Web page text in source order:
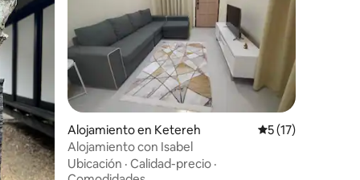
Alojamiento en Ketereh Calificación
5 (17)
Alojamiento con Isabel
Ubicación · Calidad-precio ·